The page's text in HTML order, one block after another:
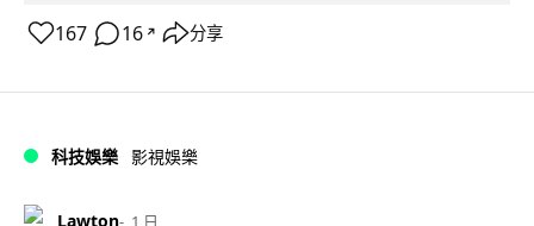
167 16 ↗ 分享
科技娛樂 影視娛樂
Lawton 1 日